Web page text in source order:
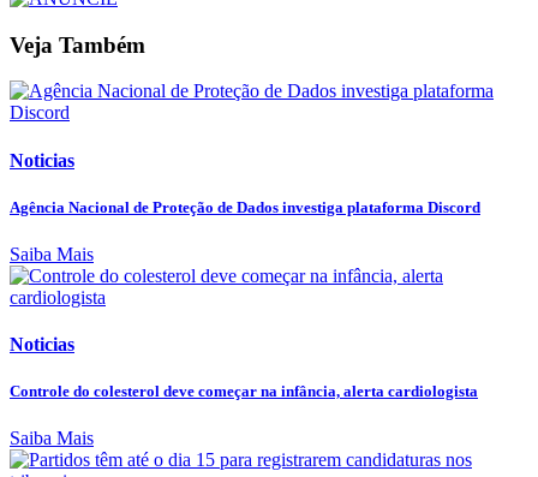
Veja Também
Noticias
Agência Nacional de Proteção de Dados investiga plataforma Discord
Saiba Mais
Noticias
Controle do colesterol deve começar na infância, alerta cardiologista
Saiba Mais